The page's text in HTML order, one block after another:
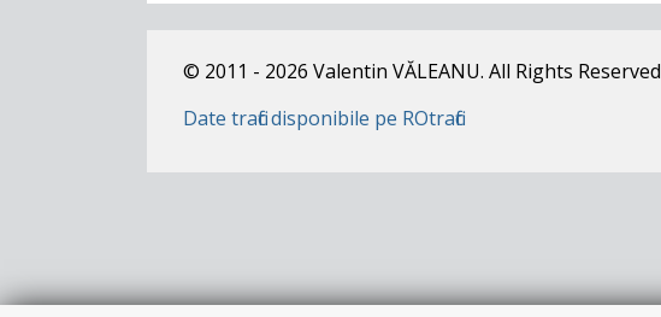
© 2011 - 2026 Valentin VĂLEANU. All Rights Reserved
Date trafic disponibile pe ROtrafic